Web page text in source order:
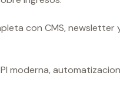
con CMS, newsletter
moderna,